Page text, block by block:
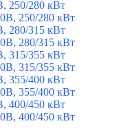
250/280 кВт
250/280 кВт
280/315 кВт
280/315 кВт
315/355 кВт
315/355 кВт
355/400 кВт
355/400 кВт
400/450 кВт
400/450 кВт